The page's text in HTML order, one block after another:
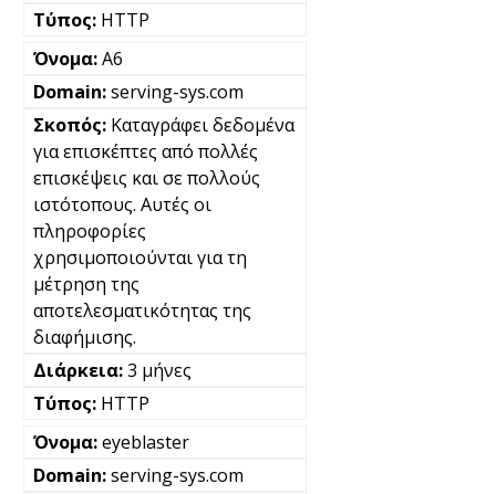
HTTP
A6
serving-sys.com
Καταγράφει δεδομένα
για επισκέπτες από πολλές
επισκέψεις και σε πολλούς
ιστότοπους. Αυτές οι
πληροφορίες
χρησιμοποιούνται για τη
μέτρηση της
αποτελεσματικότητας της
διαφήμισης.
3 μήνες
HTTP
eyeblaster
serving-sys.com